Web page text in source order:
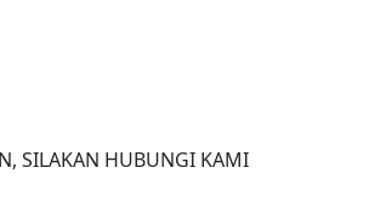
SILAKAN HUBUNGI KAMI